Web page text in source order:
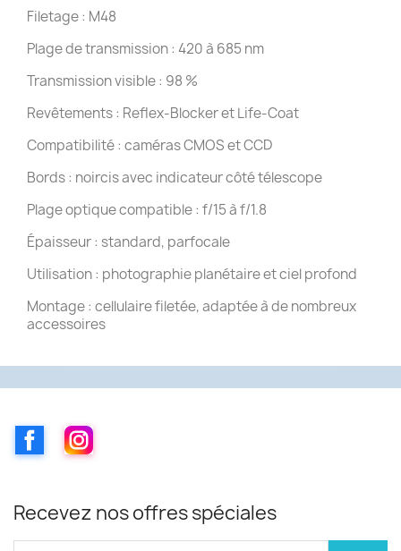
Filetage : M48
Plage de transmission : 420 à 685 nm
Transmission visible : 98 %
Revêtements : Reflex-Blocker et Life-Coat
Compatibilité : caméras CMOS et CCD
Bords : noircis avec indicateur côté télescope
Plage optique compatible : f/15 à f/1.8
Épaisseur : standard, parfocale
Utilisation : photographie planétaire et ciel profond
Montage : cellulaire filetée, adaptée à de nombreux
accessoires
FacebookInstagram
Recevez nos offres spéciales